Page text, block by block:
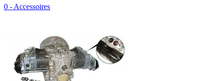
0 - Accessoires